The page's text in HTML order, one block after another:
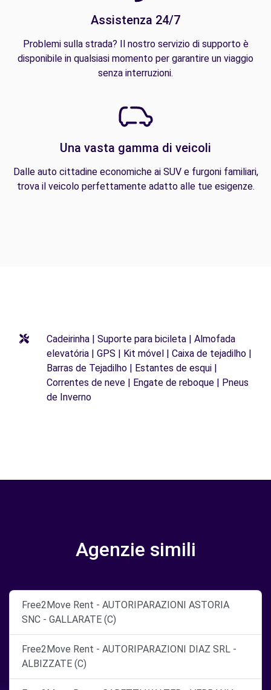
Assistenza 24/7
Problemi sulla strada? Il nostro servizio di supporto è
disponibile in qualsiasi momento per garantire un viaggio
senza interruzioni.
Una vasta gamma di veicoli
Dalle auto cittadine economiche ai SUV e furgoni familiari,
trova il veicolo perfettamente adatto alle tue esigenze.
Cadeirinha | Suporte para bicileta | Almofada
elevatória | GPS | Kit móvel | Caixa de tejadilho |
Barras de Tejadilho | Estantes de esqui |
Correntes de neve | Engate de reboque | Pneus
de Inverno
Agenzie simili
Free2Move Rent - AUTORIPARAZIONI ASTORIA
SNC - GALLARATE (C)
Free2Move Rent - AUTORIPARAZIONI DIAZ SRL -
ALBIZZATE (C)